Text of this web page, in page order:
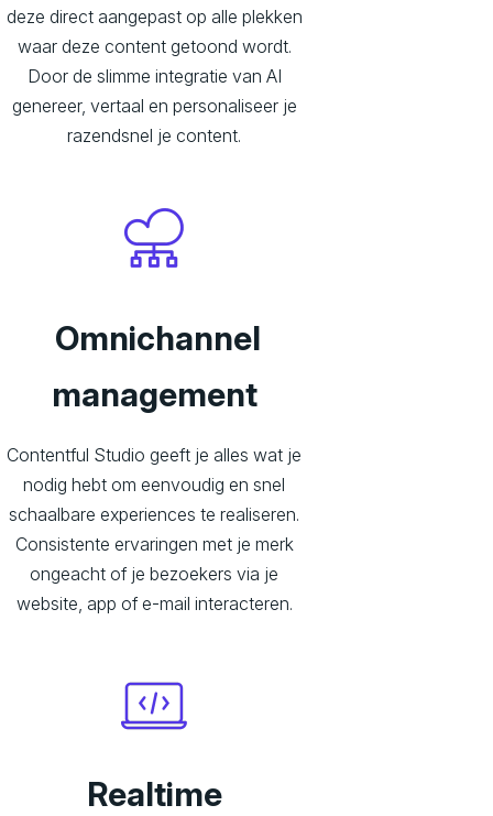
deze direct aangepast op alle plekken
waar deze content getoond wordt.
Door de slimme integratie van AI
genereer, vertaal en personaliseer je
razendsnel je content.
Omnichannel
management
Contentful Studio geeft je alles wat je
nodig hebt om eenvoudig en snel
schaalbare experiences te realiseren.
Consistente ervaringen met je merk
ongeacht of je bezoekers via je
website, app of e-mail interacteren.
Realtime